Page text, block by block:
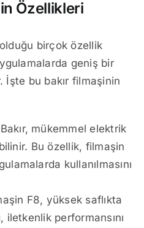
Özellikleri
birçok özellik
geniş bir
İşte bu bakır filmaşinin
Bakır, mükemmel elektrik
Bu özellik, filmaşin
kullanılmasını
F8, yüksek saflıkta
iletkenlik performansını